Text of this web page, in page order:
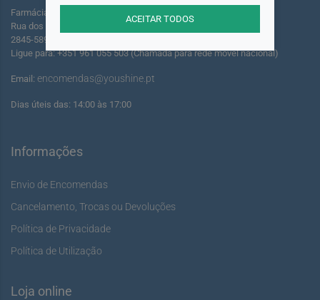
Farmácia dos Foros de Amora Lda.
Rua dos Foros Amora 220 A-B
2845-589 Seixal - Portugal
Ligue para: +351 961 055 503 (Chamada para rede móvel nacional)
Email: encomendas@youshine.pt
Dias úteis das: 14:00 às 17:00
Informações
Envio de Encomendas
Cancelamento, Trocas ou Devoluções
Política de Privacidade
Política de Utilização
Loja online
ACEITAR TODOS